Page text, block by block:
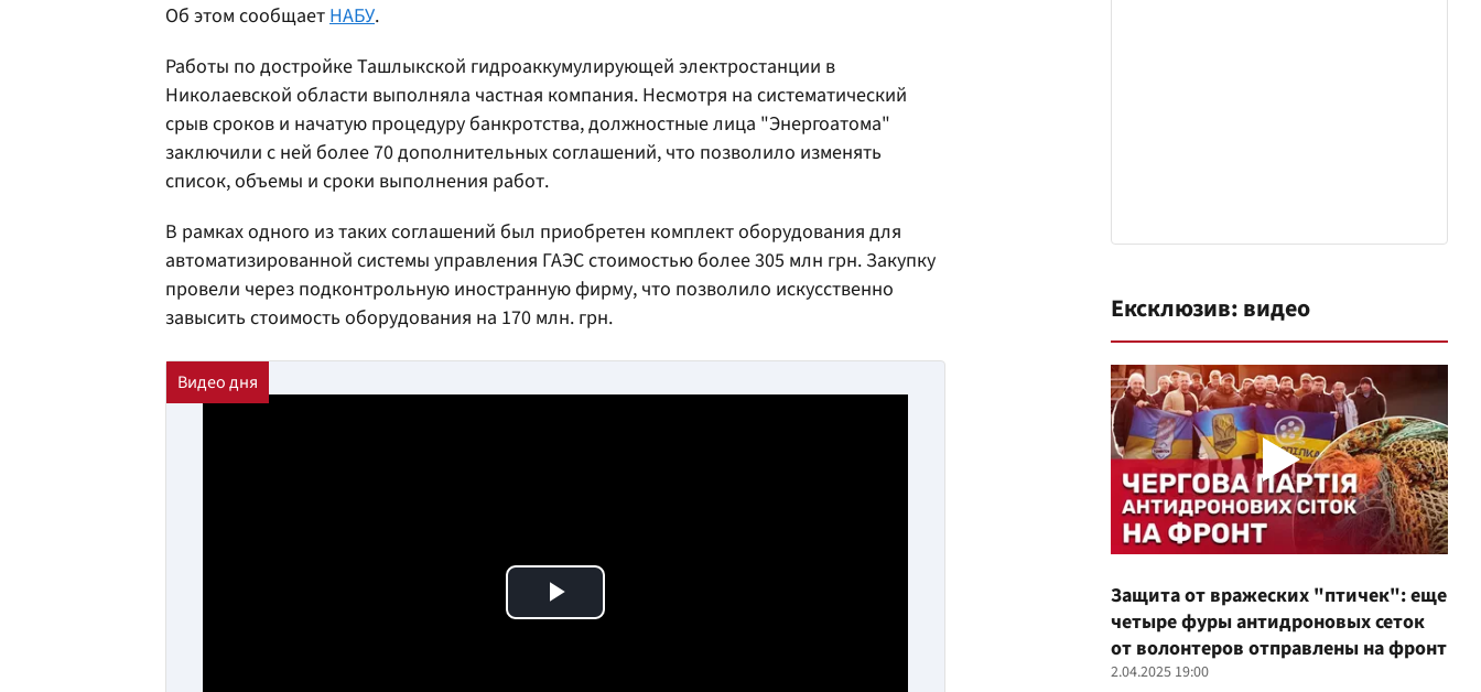
Об этом сообщает НАБУ.
Работы по достройке Ташлыкской гидроаккумулирующей электростанции в
Николаевской области выполняла частная компания. Несмотря на систематический
срыв сроков и начатую процедуру банкротства, должностные лица "Энергоатома"
заключили с ней более 70 дополнительных соглашений, что позволило изменять
список, объемы и сроки выполнения работ.
В рамках одного из таких соглашений был приобретен комплект оборудования для
автоматизированной системы управления ГАЭС стоимостью более 305 млн грн. Закупку
провели через подконтрольную иностранную фирму, что позволило искусственно
завысить стоимость оборудования на 170 млн. грн.
Play Video
Ексклюзив: видео
Защита от вражеских "птичек": еще
четыре фуры антидроновых сеток
от волонтеров отправлены на фронт
2.04.2025 19:00